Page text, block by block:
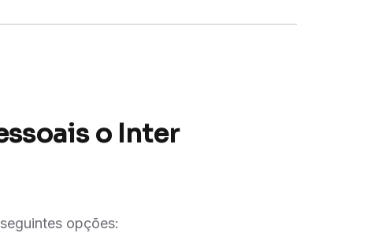
o Inter
opções: